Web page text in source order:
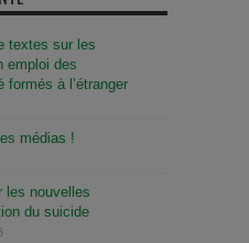
textes sur les
emploi des
formés à l’étranger
médias !
les nouvelles
du suicide